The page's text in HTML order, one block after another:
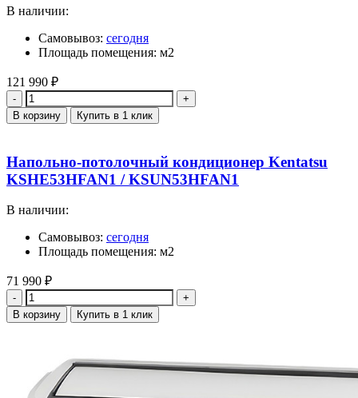
В наличии:
Самовывоз: сегодня
Площадь помещения: м2
121 990 ₽
Количество
В корзину Купить в 1 клик
Напольно-потолочный кондиционер Kentatsu
KSHE53HFAN1 / KSUN53HFAN1
В наличии:
Самовывоз: сегодня
Площадь помещения: м2
71 990 ₽
Количество
В корзину Купить в 1 клик